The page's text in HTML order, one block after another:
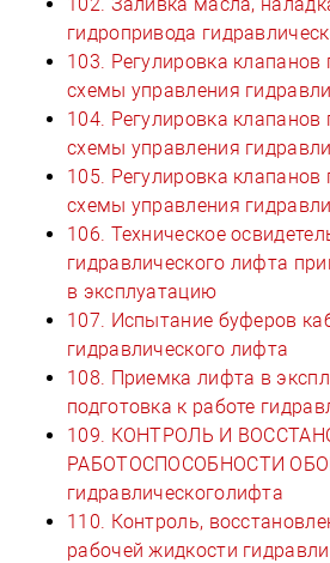
гидропривода
103. Регулировка клапанов
схемы управления
104. Регулировка клапанов
схемы управления
105. Регулировка клапанов
схемы управления
106. Техническое
гидравлического лифта
в эксплуатацию
107. Испытание буферов
гидравлического лифта
108. Приемка лифта в
подготовка к работе
109. КОНТРОЛЬ И
РАБОТОСПОСОБНОСТИ
гидравлическоголифта
110. Контроль,
рабочей жидкости